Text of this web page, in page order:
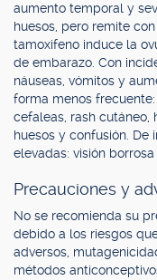
aumento temporal y
huesos, pero remite
tamoxifeno induce la
de embarazo. Con
náuseas, vómitos y
forma menos
cefaleas, rash cutáneo,
huesos y confusión. De
elevadas: visión borrosa
Precauciones y
No se recomienda su
debido a los riesgos
adversos,
métodos